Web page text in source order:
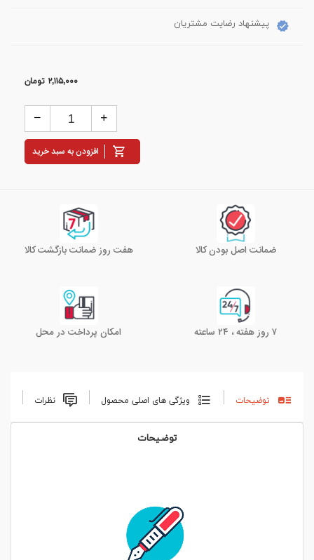
پیشنهاد رضایت مشتریان
۲,۱۱۵,۰۰۰ تومان
افزودن به سبد خرید
ضمانت اصل بودن کالا هفت روز ضمانت بازگشت کالا
۷ روز هفته ، ۲۴ ساعته امکان پرداخت در محل
توضیحات ویژگی های اصلی محصول نظرات
توضیحات